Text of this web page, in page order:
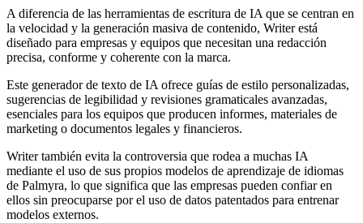
A diferencia de las herramientas de escritura de IA que se centran en
la velocidad y la generación masiva de contenido, Writer está
diseñado para empresas y equipos que necesitan una redacción
precisa, conforme y coherente con la marca.
Este generador de texto de IA ofrece guías de estilo personalizadas,
sugerencias de legibilidad y revisiones gramaticales avanzadas,
esenciales para los equipos que producen informes, materiales de
marketing o documentos legales y financieros.
Writer también evita la controversia que rodea a muchas IA
mediante el uso de sus propios modelos de aprendizaje de idiomas
de Palmyra, lo que significa que las empresas pueden confiar en
ellos sin preocuparse por el uso de datos patentados para entrenar
modelos externos.